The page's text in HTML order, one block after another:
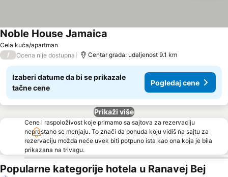
Cela kuća/apartman
Noble House Jamaica
/ Ocena nije dostupna Centar grada: udaljenost 9.1 km
Izaberi datume da bi se prikazale
tačne cene
Pogledaj cene
Prikaži više
Cene i raspoloživost koje primamo sa sajtova za rezervaciju
neprestano se menjaju. To znači da ponuda koju vidiš na sajtu za
rezervaciju možda neće uvek biti potpuno ista kao ona koja je bila
prikazana na trivagu.
Popularne kategorije hotela u Ranavej Bej